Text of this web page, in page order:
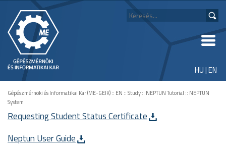
HU|EN
Gépészmérnöki és Informatikai Kar (ME-GEIK):: EN ::Study:: NEPTUN Tutorial :: NEPTUN
System
Requesting Student Status Certificate
Neptun User Guide